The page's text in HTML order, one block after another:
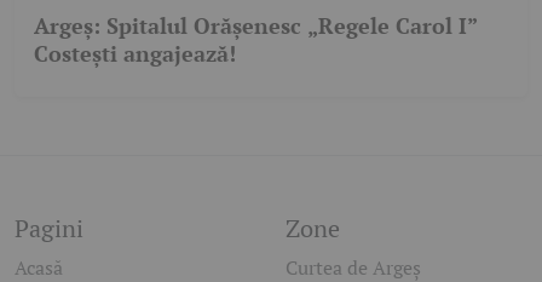
Argeș: Spitalul Orășenesc „Regele Carol I”
Costești angajează!
Pagini
Acasă
Zone
Curtea de Argeș